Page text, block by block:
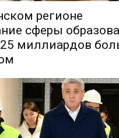
регионе
сферы
25 миллиардов